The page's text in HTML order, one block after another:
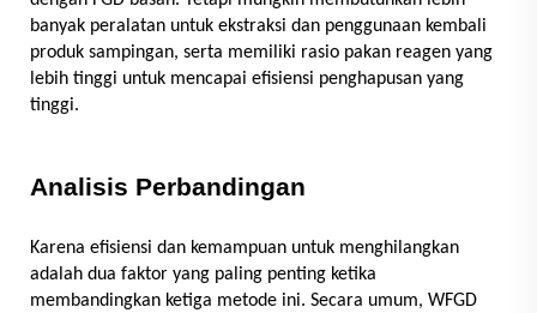
banyak peralatan untuk ekstraksi dan penggunaan kembali
produk sampingan, serta memiliki rasio pakan reagen yang
lebih tinggi untuk mencapai efisiensi penghapusan yang
tinggi.
Analisis Perbandingan
Karena efisiensi dan kemampuan untuk menghilangkan
adalah dua faktor yang paling penting ketika
membandingkan ketiga metode ini. Secara umum, WFGD